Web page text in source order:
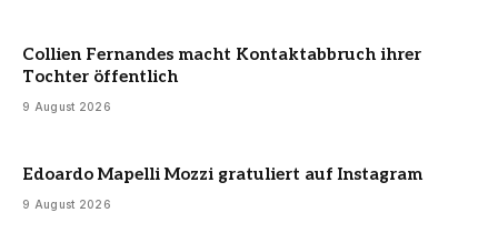
Collien Fernandes macht Kontaktabbruch ihrer
Tochter öffentlich
9 August 2026
Edoardo Mapelli Mozzi gratuliert auf Instagram
9 August 2026